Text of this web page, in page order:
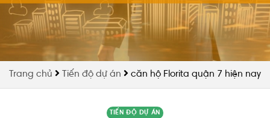
Trang chủ Tiến độ dự án căn hộ Florita quận 7 hiện nay
TIẾN ĐỘ DỰ ÁN